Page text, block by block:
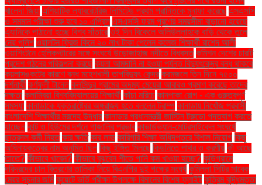
খালেদা জিয়া এশিয়াটিক ল্যাবরেটরিজ লিমিটেড প্রথম প্রান্তিকে মুনাফা করেছে এসএসসি
ও সমমান পরীক্ষা শুরু হবে ১০ এপ্রিল এসএসসি ফরম পূরণের সময়সীমা বাড়ানো হয়েছে
এ্যানিকে পাঠানো হচ্ছে বিশ্ব সাঁতারে ওই দিন বিকেলে অলিউল্লাহকে বাড়ি থেকে তুলে
নেয় পুলিশ ওয়ালটন ফ্রিজ কিনে ২০ লাখ টাকা পেলেন কলেজ শিক্ষার্থী রাশেদ আলী
ওয়াশিংটনে হেলিকপ্টারের সঙ্গে সংঘর্ষে উড়োজাহাজ নদীতে বিধ্বস্ত কমিশন দেশের চারটি
প্রদেশ গঠনের পরিকল্পনা করছে কয়লা আমদানি না হওয়া পর্যন্ত বিদ্যুৎকেন্দ্র বন্ধ থাকবে
কয়লাসঙ্কটের কারণে বন্ধ মহেশখালী তাপবিদ্যুৎ কেন্দ্র করমজলে তিন দিনে ৭৫০০
দর্শনার্থী কর্ণফুলী টানেল কলসিন্দুর গ্রামের অদম্য মেয়েরা আবারও প্রমাণ করেছে তাদের
দক্ষতা কলাম্বিয়া বিশ্ববিদ্যালয়ের শিক্ষার্থী কাঁচা মরিচে কানপাকা রোগ - এক গুরুত্বপুর্ণ
সমস্যা কানাডাকে যুক্তরাষ্ট্রের অঙ্গরাজ্য হতে বললেন ট্রাম্প কানাডায় নিখোঁজ প্রবাসী
বাংলাদেশি শিক্ষার্থীর মরদেহ উদ্ধার কানাডার প্রধানমন্ত্রী জাস্টিন ট্রুডো পদত্যাগ করতে
যাচ্ছেন কান্ট ও হিউমের দর্শনে গাজালির প্রভাব কাভার্ডভ্যান-মোটরসাইকেল সংঘর্ষে
ছাত্রদল কর্মী নিহত কার ক্ষতি কার লাভ কারিগরি শিক্ষা অধিদপ্তরে বিশাল নিয়োগ কিছু
অধিনায়কত্বের নাম অনুমিত ছিল কিছু ইঙ্গিত মিলছে কিডনিতে পাথর ও করণীয় কী আছে
তাতে? কীভাবে খাবেন? কীভাবে বুঝবেন শীতে পানি কম খাওয়া হচ্ছে? কুড়িগ্রামে
দরিদ্রদের চাল বিতরণের তালিকা নিয়ে বিএনপির দুই পক্ষের সংঘর্ষ কুমিল্লা সিটির সাবেক
মেয়র সূচনার জমি কুয়েটে ভর্তি পরীক্ষা উপলক্ষে বিমানের বিশেষ ফ্লাইট কৃত্রিম বুদ্ধিমত্তা